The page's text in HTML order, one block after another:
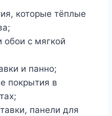
которые тёплые
обои с мягкой
и панно;
покрытия в
панели для